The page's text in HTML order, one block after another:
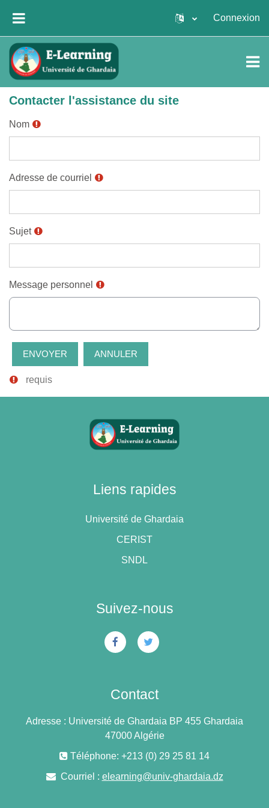
Connexion
Contacter l'assistance du site
Nom
Adresse de courriel
Sujet
Message personnel
requis
Liens rapides
Université de Ghardaia
CERIST
SNDL
Suivez-nous
Contact
Adresse : Université de Ghardaia BP 455 Ghardaia
47000 Algérie
Téléphone: +213 (0) 29 25 81 14
Courriel : elearning@univ-ghardaia.dz